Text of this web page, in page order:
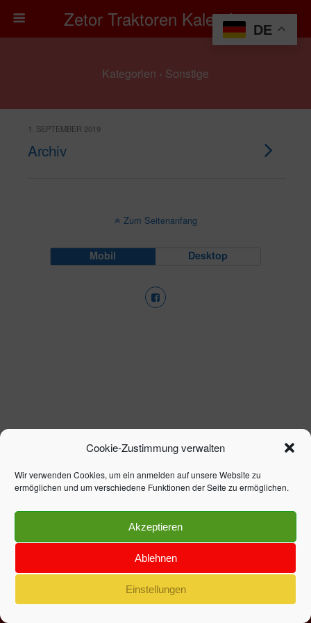
Cookie-Zustimmung verwalten
Wir verwenden Cookies, um ein anmelden auf unsere Website zu
ermöglichen und um verschiedene Funktionen der Seite zu ermöglichen.
Akzeptieren
Ablehnen
Einstellungen
Zetor Traktoren Kalender
Kategorien › Sonstige
1. SEPTEMBER 2019
Archiv
Zum Seitenanfang
Mobil Desktop
DE